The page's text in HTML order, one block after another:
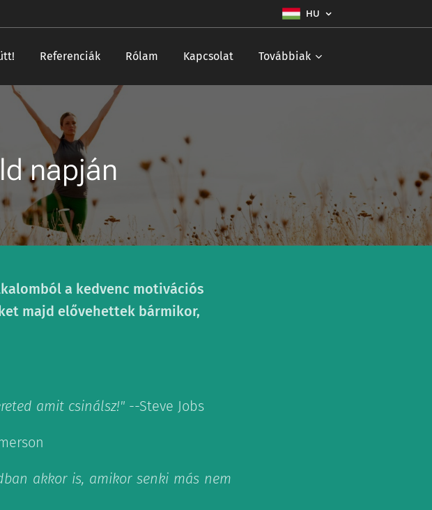
HU
Referenciák Rólam Kapcsolat Továbbiak
napján
a kedvenc motivációs
majd elővehettek bármikor,
amit csinálsz!"--Steve Jobs
akkor is, amikor senki más nem